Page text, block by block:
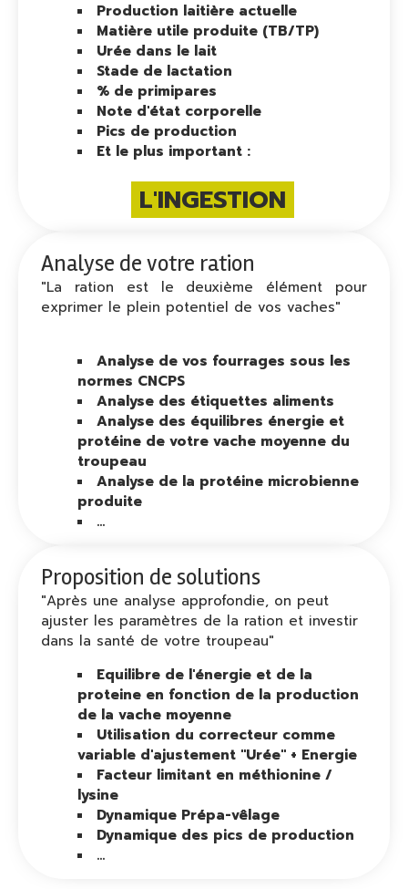
Production laitière actuelle
Matière utile produite (TB/TP)
Urée dans le lait
Stade de lactation
% de primipares
Note d'état corporelle
Pics de production
Et le plus important :
L'INGESTION
Analyse de votre ration
"La ration est le deuxième élément pour
exprimer le plein potentiel de vos vaches"
Analyse de vos fourrages sous les
normes CNCPS
Analyse des étiquettes aliments
Analyse des équilibres énergie et
protéine de votre vache moyenne du
troupeau
Analyse de la protéine microbienne
produite
...
Proposition de solutions
"Après une analyse approfondie, on peut
ajuster les paramètres de la ration et investir
dans la santé de votre troupeau"
Equilibre de l'énergie et de la
proteine en fonction de la production
de la vache moyenne
Utilisation du correcteur comme
variable d'ajustement "Urée" + Energie
Facteur limitant en méthionine /
lysine
Dynamique Prépa-vêlage
Dynamique des pics de production
...